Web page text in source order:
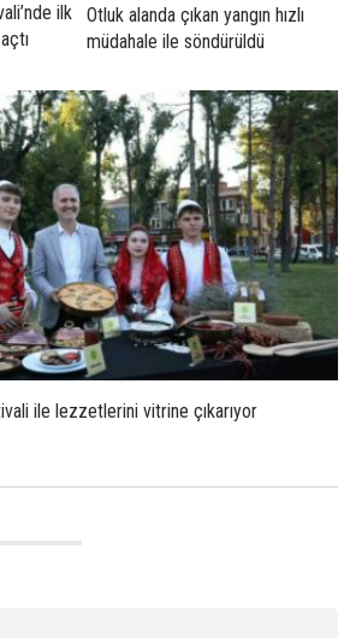
ilk
Otluk alanda çıkan yangın hızlı
müdahale ile söndürüldü
ile lezzetlerini vitrine çıkarıyor